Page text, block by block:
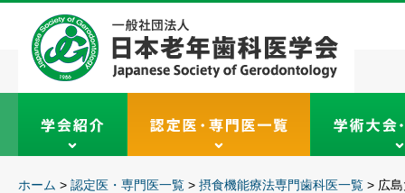
ホーム > 認定医・専門医一覧 > 摂食機能療法専門歯科医一覧 > 広